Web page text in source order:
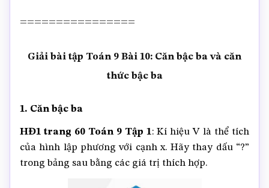
================
Giải bài tập Toán 9 Bài 10: Căn bậc ba và căn
thức bậc ba
1. Căn bậc ba
HĐ1 trang 60 Toán 9 Tập 1: Kí hiệu V là thể tích
của hình lập phương với cạnh x. Hãy thay dấu “?”
trong bảng sau bằng các giá trị thích hợp.